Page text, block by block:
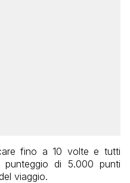
fino a 10 volte e tutti
punteggio di 5.000 punti
viaggio.